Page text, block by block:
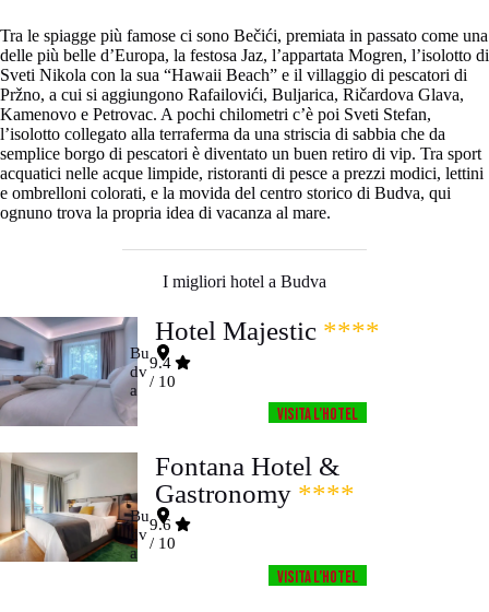
Tra le spiagge più famose ci sono Bečići, premiata in passato come una
delle più belle d’Europa, la festosa Jaz, l’appartata Mogren, l’isolotto di
Sveti Nikola con la sua “Hawaii Beach” e il villaggio di pescatori di
Pržno, a cui si aggiungono Rafailovići, Buljarica, Ričardova Glava,
Kamenovo e Petrovac. A pochi chilometri c’è poi Sveti Stefan,
l’isolotto collegato alla terraferma da una striscia di sabbia che da
semplice borgo di pescatori è diventato un buen retiro di vip. Tra sport
acquatici nelle acque limpide, ristoranti di pesce a prezzi modici, lettini
e ombrelloni colorati, e la movida del centro storico di Budva, qui
ognuno trova la propria idea di vacanza al mare.
I migliori hotel a Budva
Hotel Majestic ****
Bu
dv
a
9.4
/ 10
Visita l’HOTEL
Fontana Hotel &
Gastronomy ****
Bu
dv
a
9.6
/ 10
Visita l’HOTEL